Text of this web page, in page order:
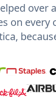
over
on every